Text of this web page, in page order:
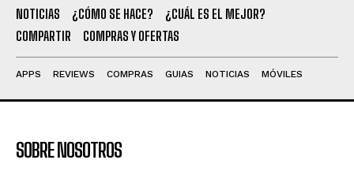
NOTICIAS ¿CÓMO SE HACE?
¿CUÁL ES EL MEJOR?
COMPARTIR
COMPRAS Y OFERTAS
APPS REVIEWS COMPRAS GUIAS NOTICIAS MÓVILES
SOBRE NOSOTROS